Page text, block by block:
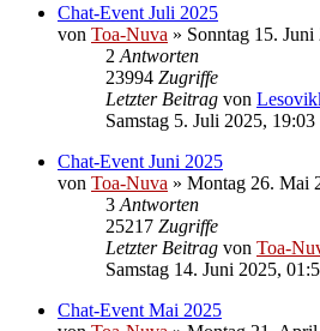
Chat-Event Juli 2025
von Toa-Nuva » Sonntag 15.
2 Antworten
23994 Zugriffe
Letzter Beitrag von
Samstag 5. Juli 2025, 19:03
Chat-Event Juni 2025
von Toa-Nuva » Montag 26. Mai
3 Antworten
25217 Zugriffe
Letzter Beitrag von Toa-
Samstag 14. Juni 2025,
Chat-Event Mai 2025